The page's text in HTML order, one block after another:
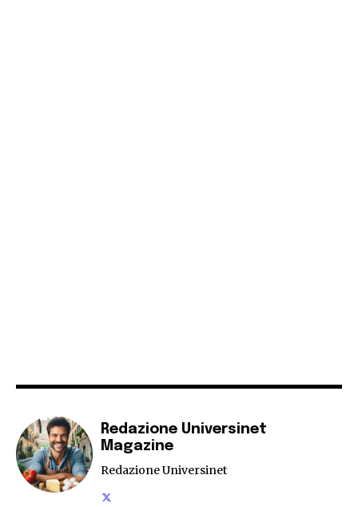
Redazione Universinet
Magazine
Redazione Universinet